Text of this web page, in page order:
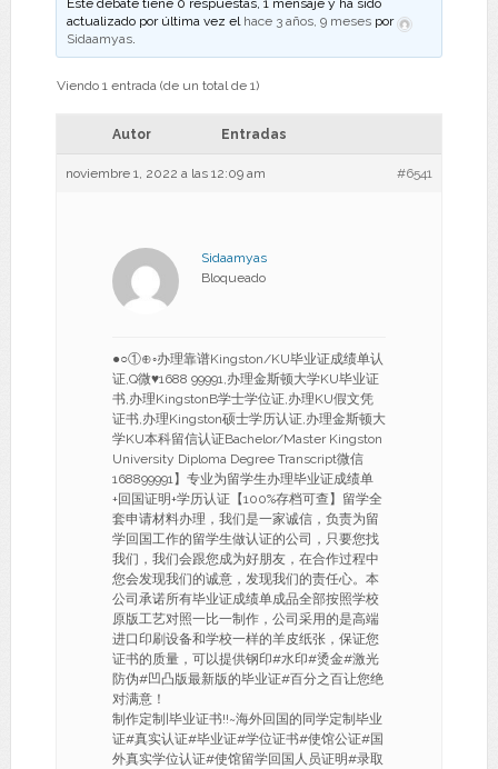
Este debate tiene 0 respuestas, 1 mensaje y ha sido
actualizado por última vez el hace 3 años, 9 meses por
Sidaamyas.
Viendo 1 entrada (de un total de 1)
Autor Entradas
noviembre 1, 2022 a las 12:09 am #6541
Sidaamyas
Bloqueado
●○①⊕◦办理靠谱Kingston/KU毕业证成绩单认
证,Q微♥1688 99991,办理金斯顿大学KU毕业证
书,办理KingstonB学士学位证,办理KU假文凭
证书,办理Kingston硕士学历认证,办理金斯顿大
学KU本科留信认证Bachelor/Master Kingston
University Diploma Degree Transcript微信
168899991】专业为留学生办理毕业证成绩单
+回国证明+学历认证【100%存档可查】留学全
套申请材料办理，我们是一家诚信，负责为留
学回国工作的留学生做认证的公司，只要您找
我们，我们会跟您成为好朋友，在合作过程中
您会发现我们的诚意，发现我们的责任心。本
公司承诺所有毕业证成绩单成品全部按照学校
原版工艺对照一比一制作，公司采用的是高端
进口印刷设备和学校一样的羊皮纸张，保证您
证书的质量，可以提供钢印#水印#烫金#激光
防伪#凹凸版最新版的毕业证#百分之百让您绝
对满意！
制作定制|毕业证书!!~海外回国的同学定制毕业
证#真实认证#毕业证#学位证书#使馆公证#国
外真实学位认证#使馆留学回国人员证明#录取